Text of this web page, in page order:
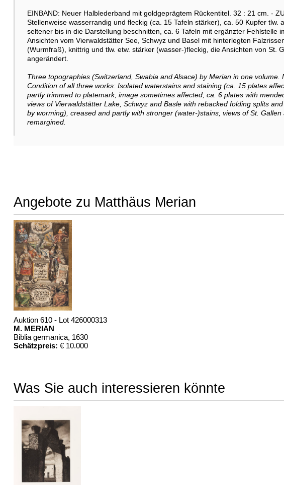
EINBAND: Neuer Halblederband mit goldgeprägtem Rückentitel. 32 : 21 cm. -
Stellenweise wasserrandig und fleckig (ca. 15 Tafeln stärker), ca. 50 Kupfer tlw.
seltener bis in die Darstellung beschnitten, ca. 6 Tafeln mit ergänzter Fehlstelle
Ansichten vom Vierwaldstätter See, Schwyz und Basel mit hinterlegten
(Wurmfraß), knittrig und tlw. etw. stärker (wasser-)fleckig, die Ansichten von St.
angerändert.
Three topographies (Switzerland, Swabia and Alsace) by Merian in one
Condition of all three works: Isolated waterstains and staining (ca. 15 plates
partly trimmed to platemark, image sometimes affected, ca. 6 plates with
views of Vierwaldstätter Lake, Schwyz and Basle with rebacked folding splits
by worming), creased and partly with stronger (water-)stains, views of St.
remargined.
Angebote zu Matthäus Merian
Auktion 610 - Lot 426000313
M. MERIAN
Biblia germanica, 1630
Schätzpreis: € 10.000
Was Sie auch interessieren könnte